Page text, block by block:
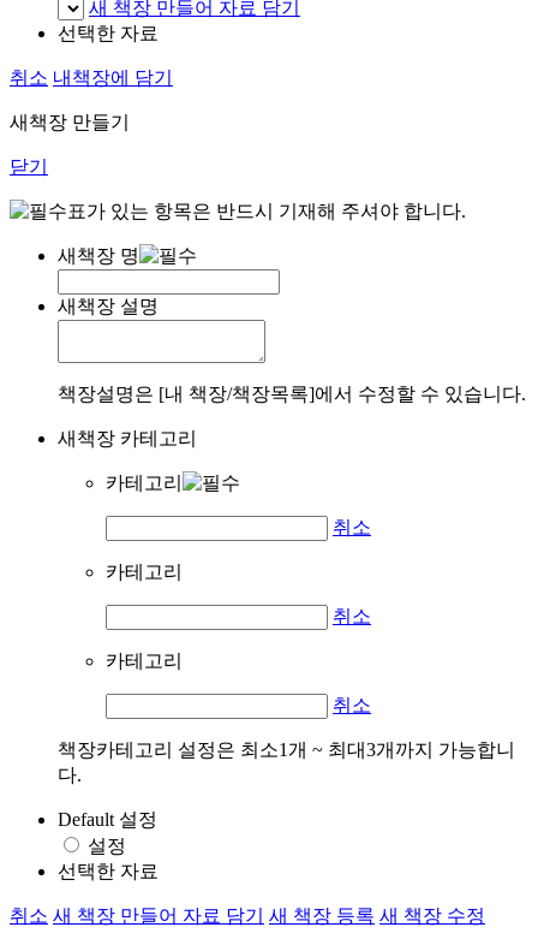
새 책장 만들어 자료 담기
선택한 자료
취소 내책장에 담기
새책장 만들기
닫기
표가 있는 항목은 반드시 기재해 주셔야 합니다.
새책장 명
새책장 설명
책장설명은 [내 책장/책장목록]에서 수정할 수 있습니다.
새책장 카테고리
카테고리
취소
카테고리
취소
카테고리
취소
책장카테고리 설정은 최소1개 ~ 최대3개까지 가능합니
다.
Default 설정
설정
선택한 자료
취소 새 책장 만들어 자료 담기 새 책장 등록 새 책장 수정